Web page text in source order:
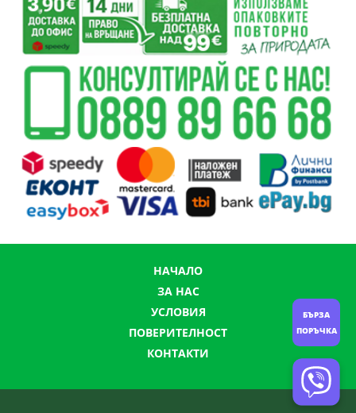
НАЧАЛО
ЗА НАС
УСЛОВИЯ
ПОВЕРИТЕЛНОСТ
КОНТАКТИ
БЪРЗА
ПОРЪЧКА